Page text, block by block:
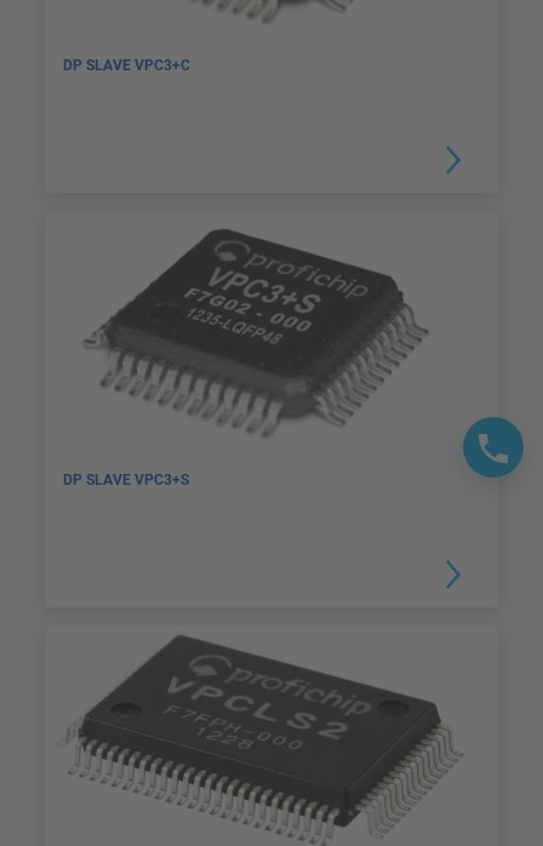
DP SLAVE VPC3+C
DP SLAVE VPC3+S